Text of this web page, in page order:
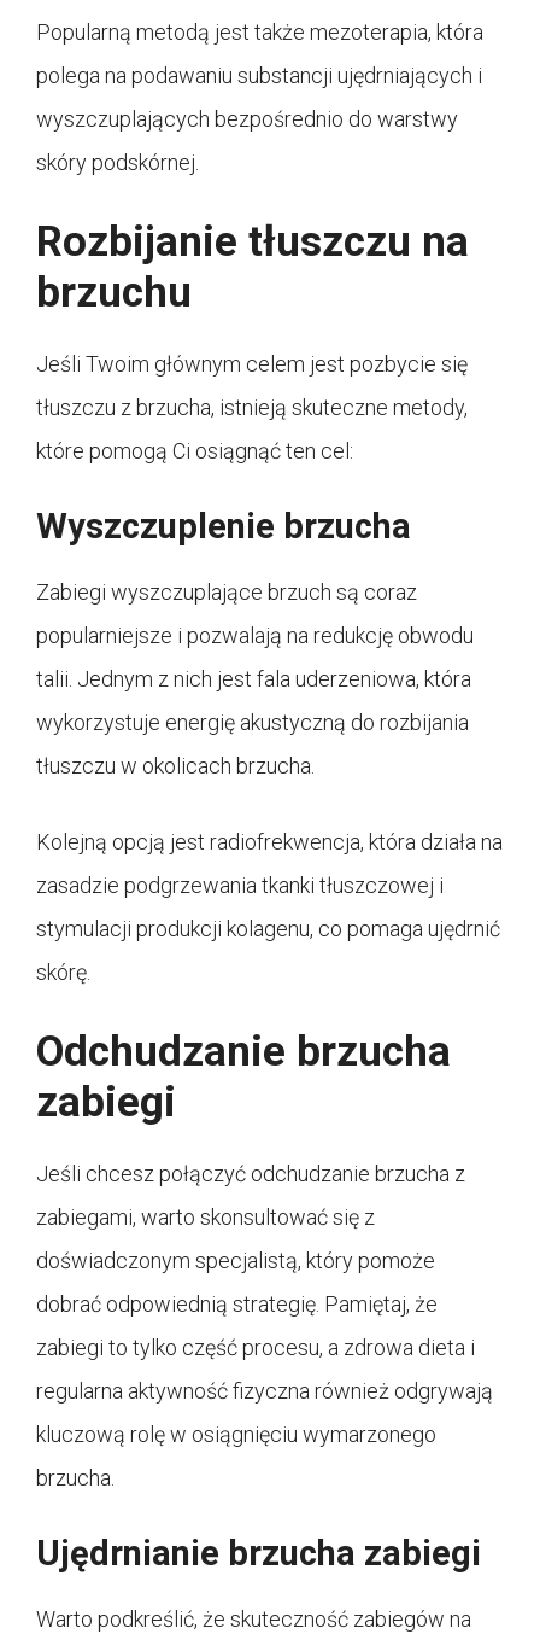
Popularną metodą jest także mezoterapia, która
polega na podawaniu substancji ujędrniających i
wyszczuplających bezpośrednio do warstwy
skóry podskórnej.
Rozbijanie tłuszczu na
brzuchu
Jeśli Twoim głównym celem jest pozbycie się
tłuszczu z brzucha, istnieją skuteczne metody,
które pomogą Ci osiągnąć ten cel:
Wyszczuplenie brzucha
Zabiegi wyszczuplające brzuch są coraz
popularniejsze i pozwalają na redukcję obwodu
talii. Jednym z nich jest fala uderzeniowa, która
wykorzystuje energię akustyczną do rozbijania
tłuszczu w okolicach brzucha.
Kolejną opcją jest radiofrekwencja, która działa na
zasadzie podgrzewania tkanki tłuszczowej i
stymulacji produkcji kolagenu, co pomaga ujędrnić
skórę.
Odchudzanie brzucha
zabiegi
Jeśli chcesz połączyć odchudzanie brzucha z
zabiegami, warto skonsultować się z
doświadczonym specjalistą, który pomoże
dobrać odpowiednią strategię. Pamiętaj, że
zabiegi to tylko część procesu, a zdrowa dieta i
regularna aktywność fizyczna również odgrywają
kluczową rolę w osiągnięciu wymarzonego
brzucha.
Ujędrnianie brzucha zabiegi
Warto podkreślić, że skuteczność zabiegów na